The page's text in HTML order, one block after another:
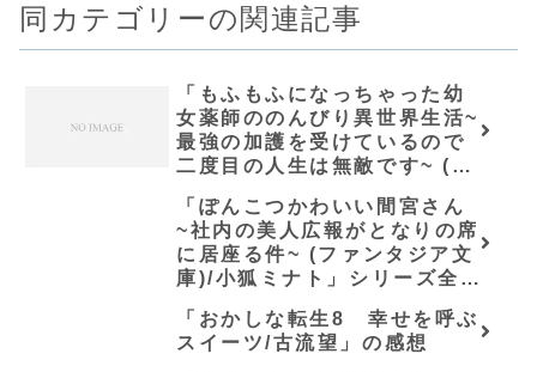
同カテゴリーの関連記事
「もふもふになっちゃった幼
女薬師ののんびり異世界生活~
最強の加護を受けているので
二度目の人生は無敵です~ (ベ
デ」の感想
「ぽんこつかわいい間宮さん
~社内の美人広報がとなりの席
に居座る件~ (ファンタジア文
庫)/小狐ミナト」シリーズ全巻
「おかしな転生8 幸せを呼ぶ
スイーツ/古流望」の感想